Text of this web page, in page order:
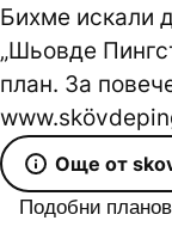
Бихме искали
„Шьовде
план. За
Още от
Подобни